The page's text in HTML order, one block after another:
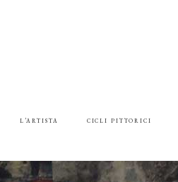
L’ARTISTA CICLI PITTORICI